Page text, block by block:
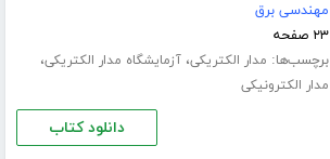
مهندسی برق
۲۳ صفحه
برچسب‌ها: مدار الکتریکی،آزمایشگاه مدار الکتریکی،
مدار الکترونیکی
دانلود کتاب